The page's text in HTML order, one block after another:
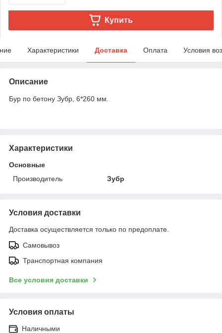
Купить
Характеристики Доставка Оплата Условия
Описание
Бур по бетону Зубр, 6*260 мм.
Характеристики
Основные
Производитель
Зубр
Условия доставки
Доставка осуществляется только по предоплате.
Самовывоз
Транспортная компания
Все условия доставки
Условия оплаты
Наличными